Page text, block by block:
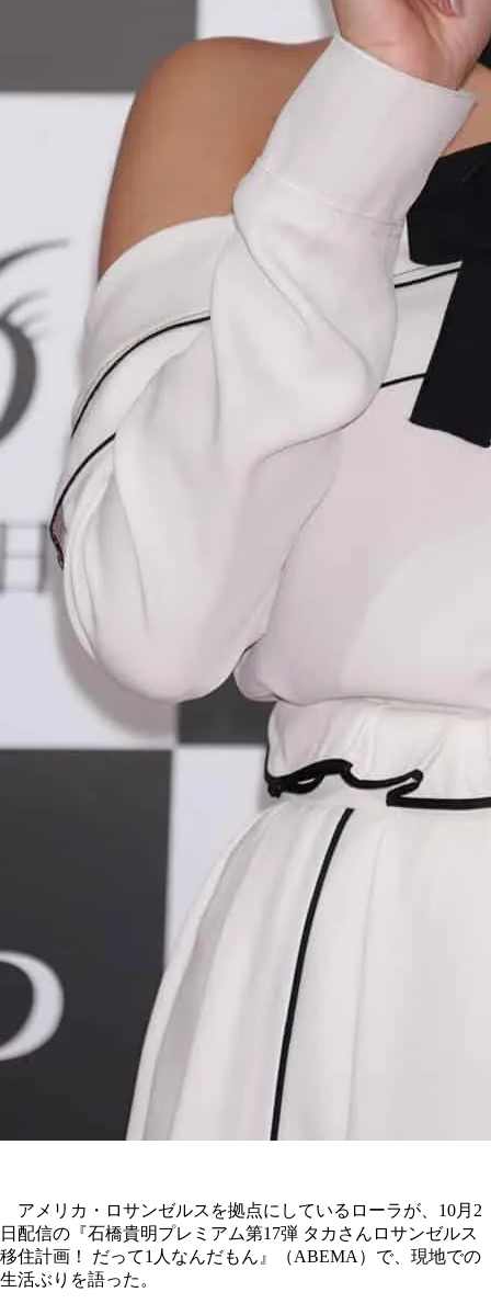
アメリカ・ロサンゼルスを拠点にしているローラが、10月2
日配信の『石橋貴明プレミアム第17弾 タカさんロサンゼルス
移住計画！ だって1人なんだもん』（ABEMA）で、現地での
生活ぶりを語った。